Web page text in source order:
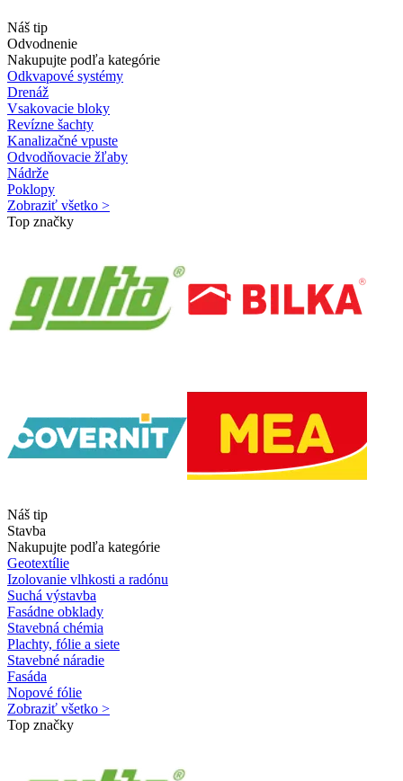
Náš tip
Odvodnenie
Nakupujte podľa kategórie
Odkvapové systémy
Drenáž
Vsakovacie bloky
Revízne šachty
Kanalizačné vpuste
Odvodňovacie žľaby
Nádrže
Poklopy
Zobraziť všetko >
Top značky
Náš tip
Stavba
Nakupujte podľa kategórie
Geotextílie
Izolovanie vlhkosti a radónu
Suchá výstavba
Fasádne obklady
Stavebná chémia
Plachty, fólie a siete
Stavebné náradie
Fasáda
Nopové fólie
Zobraziť všetko >
Top značky